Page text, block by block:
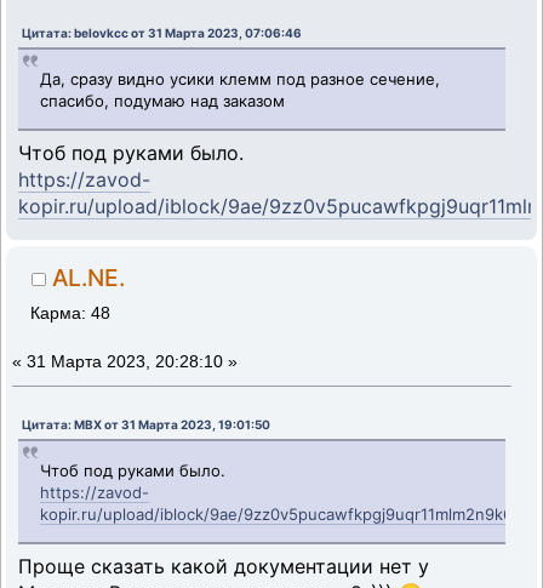
Цитата: belovkcc от 31 Марта 2023, 07:06:46
Да, сразу видно усики клемм под разное сечение,
спасибо, подумаю над заказом
Чтоб под руками было.
https://zavod-
kopir.ru/upload/iblock/9ae/
AL.NE.
Карма: 48
« 31 Марта 2023, 20:28:10 »
Цитата: MBX от 31 Марта 2023, 19:01:50
Чтоб под руками было.
https://zavod-
kopir.ru/upload/iblock/9ae/
Проще сказать какой документации нет у